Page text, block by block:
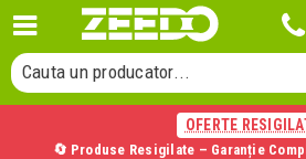
Cauta o categorie...
Cauta un producator...
Cauta un produs...
OFERTE
🔄 Produse Resigilate – Garanție